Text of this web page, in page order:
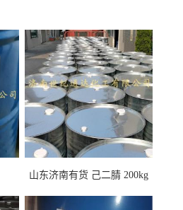
山东济南有货 己二腈 200kg